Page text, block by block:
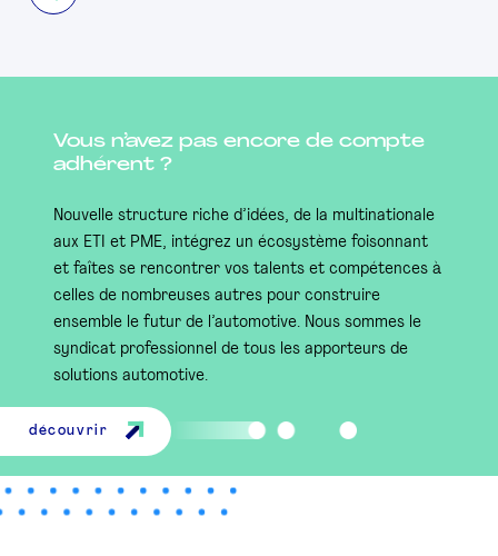
Vous n’avez pas encore de compte
adhérent ?
Nouvelle structure riche d’idées, de la multinationale
aux ETI et PME, intégrez un écosystème foisonnant
et faîtes se rencontrer vos talents et compétences à
celles de nombreuses autres pour construire
ensemble le futur de l’automotive. Nous sommes le
syndicat professionnel de tous les apporteurs de
solutions automotive.
découvrir